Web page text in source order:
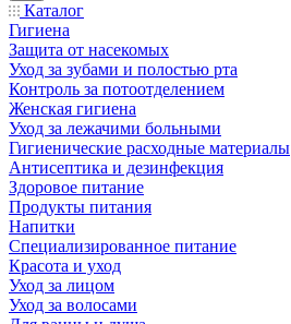
Каталог
Гигиена
Защита от насекомых
Уход за зубами и полостью рта
Контроль за потоотделением
Женская гигиена
Уход за лежачими больными
Гигиенические расходные материалы
Антисептика и дезинфекция
Здоровое питание
Продукты питания
Напитки
Специализированное питание
Красота и уход
Уход за лицом
Уход за волосами